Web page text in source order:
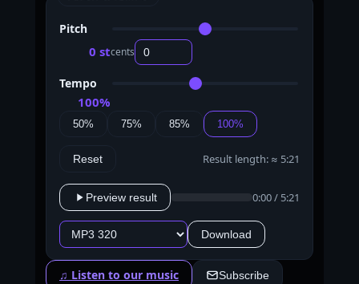
Pitch
0 stcents
Tempo
100%
50% 75% 85% 100%
Reset Result length: ≈ 5:21
Preview result 0:00 / 5:21
Download
♫ Listen to our music Subscribe